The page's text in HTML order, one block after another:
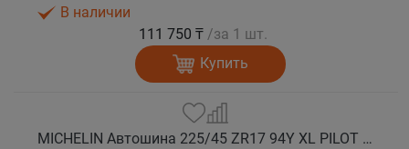
В наличии
111 750 ₸ /за 1 шт.
Купить
MICHELIN Автошина 225/45 ZR17 94Y XL PILOT SPORT 5 лето